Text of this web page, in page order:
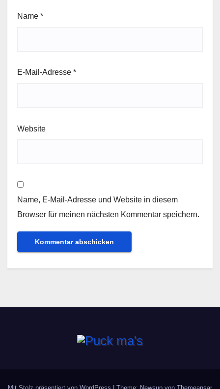
Name *
E-Mail-Adresse *
Website
Name, E-Mail-Adresse und Website in diesem
Browser für meinen nächsten Kommentar speichern.